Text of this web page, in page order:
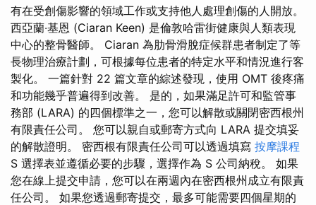
有在受創傷影響的領域工作或支持他人處理創傷的人開放。
西亞蘭‧基恩 (Ciaran Keen) 是倫敦哈雷街健康與人類表現
中心的整骨醫師。 Ciaran 為肋骨滑脫症候群患者制定了等
長物理治療計劃，可根據每位患者的特定水平和情況進行客
製化。 一篇針對 22 篇文章的綜述發現，使用 OMT 後疼痛
和功能幾乎普遍得到改善。 是的，如果滿足許可和監管事
務部 (LARA) 的四個標準之一，您可以解散或關閉密西根州
有限責任公司。 您可以親自或郵寄方式向 LARA 提交填妥
的解散證明。 密西根有限責任公司可以透過填寫 按摩課程
S 選擇表並遵循必要的步驟，選擇作為 S 公司納稅。 如果
您在線上提交申請，您可以在兩週內在密西根州成立有限責
任公司。 如果您透過郵寄提交，最多可能需要四個星期的